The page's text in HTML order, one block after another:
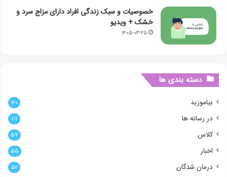
خصوصیات و سبک زندگی افراد دارای مزاج سرد و
خشک + ویدیو
۱۴۰۵-۰۳-۲۵
دسته بندی ها
بیاموزید ۱۲۰
در رسانه ها ۱۱۱
کلاس ۵۷
اخبار ۵۵
درمان شدگان ۵۲